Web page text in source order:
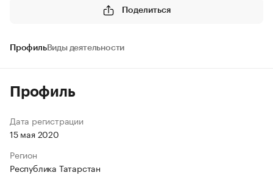
Поделиться
ПрофильВиды деятельности
Профиль
Дата регистрации
15 мая 2020
Регион
Республика Татарстан